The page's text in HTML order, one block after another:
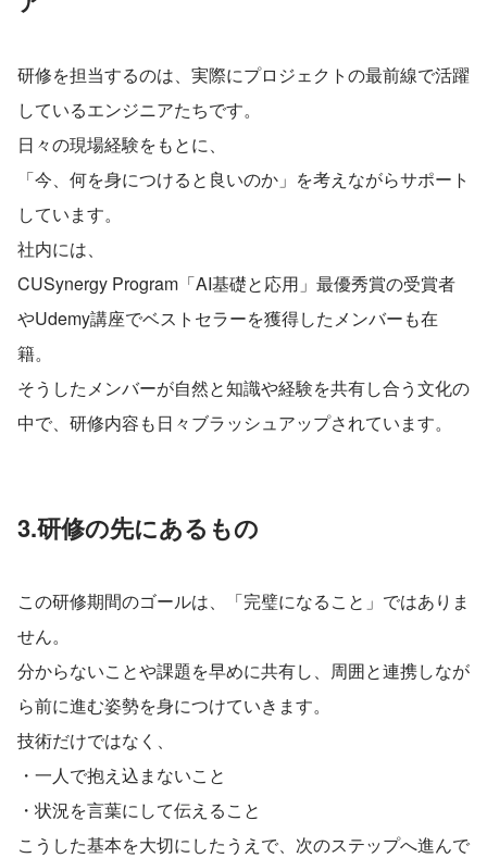
研修を担当するのは、実際にプロジェクトの最前線で活躍
しているエンジニアたちです。
日々の現場経験をもとに、
「今、何を身につけると良いのか」を考えながらサポート
しています。
社内には、
CUSynergy Program「AI基礎と応用」最優秀賞の受賞者
やUdemy講座でベストセラーを獲得したメンバーも在
籍。
そうしたメンバーが自然と知識や経験を共有し合う文化の
中で、研修内容も日々ブラッシュアップされています。
3.研修の先にあるもの
この研修期間のゴールは、「完璧になること」ではありま
せん。
分からないことや課題を早めに共有し、周囲と連携しなが
ら前に進む姿勢を身につけていきます。
技術だけではなく、
・一人で抱え込まないこと
・状況を言葉にして伝えること
こうした基本を大切にしたうえで、次のステップへ進んで